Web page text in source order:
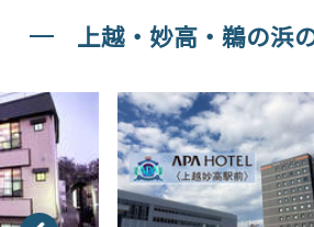
上越・妙高・鵜の浜